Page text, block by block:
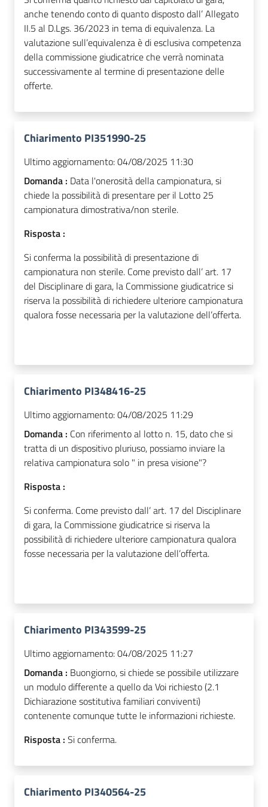
anche tenendo conto di quanto disposto dall’ Allegato
II.5 al D.Lgs. 36/2023 in tema di equivalenza. La
valutazione sull’equivalenza è di esclusiva competenza
della commissione giudicatrice che verrà nominata
successivamente al termine di presentazione delle
offerte.
Chiarimento PI351990-25
Ultimo aggiornamento:04/08/2025 11:30
Domanda : Data l'onerosità della campionatura, si
chiede la possibilità di presentare per il Lotto 25
campionatura dimostrativa/non sterile.
Risposta :
Si conferma la possibilità di presentazione di
campionatura non sterile. Come previsto dall’ art. 17
del Disciplinare di gara, la Commissione giudicatrice si
riserva la possibilità di richiedere ulteriore campionatura
qualora fosse necessaria per la valutazione dell’offerta.
Chiarimento PI348416-25
Ultimo aggiornamento:04/08/2025 11:29
Domanda : Con riferimento al lotto n. 15, dato che si
tratta di un dispositivo pluriuso, possiamo inviare la
relativa campionatura solo " in presa visione"?
Risposta :
Si conferma. Come previsto dall’ art. 17 del Disciplinare
di gara, la Commissione giudicatrice si riserva la
possibilità di richiedere ulteriore campionatura qualora
fosse necessaria per la valutazione dell’offerta.
Chiarimento PI343599-25
Ultimo aggiornamento:04/08/2025 11:27
Domanda : Buongiorno, si chiede se possibile utilizzare
un modulo differente a quello da Voi richiesto (2.1
Dichiarazione sostitutiva familiari conviventi)
contenente comunque tutte le informazioni richieste.
Risposta : Si conferma.
Chiarimento PI340564-25